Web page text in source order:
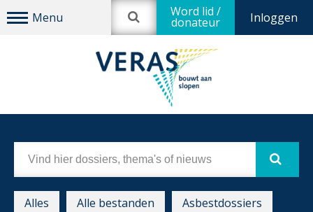
Inloggen
Word lid /
donateur
Alles Alle bestanden
Asbestdossiers